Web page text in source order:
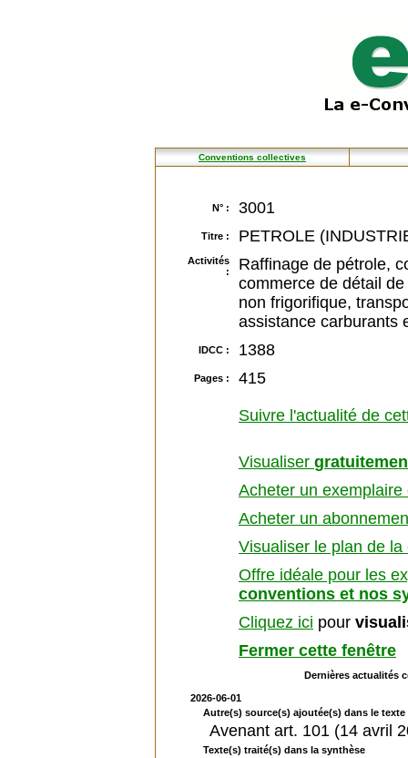
Conventions collectives
N° : 3001
Titre : PETROLE
Activités
:
Raffinage de pétrole,
commerce de détail
non frigorifique,
assistance carburants
IDCC : 1388
Pages : 415
Suivre l'actualité de
Visualiser
Acheter un
Acheter un
Visualiser le plan de
Offre idéale pour les
conventions et nos
Cliquez ici pour
Fermer cette fenêtre
Dernières actualités
2026-06-01
Autre(s) source(s) ajoutée(s) dans le
Avenant art. 101 (14 avril
Texte(s) traité(s) dans la synthèse